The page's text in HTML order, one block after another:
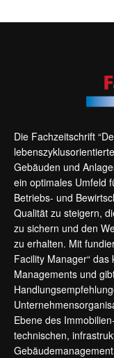
Die Fachzeitschrift
Gebäuden und
ein optimales Umfeld
Betriebs- und
Qualität zu steigern,
zu sichern und den
zu erhalten. Mit
Facility Manager“
Managements und
Ebene des
technischen,